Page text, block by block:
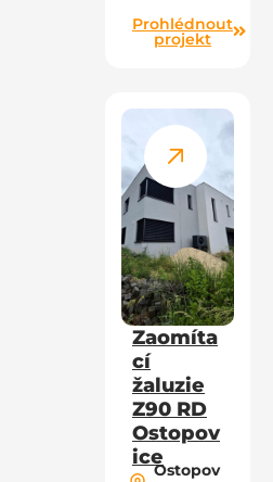
Prohlédnout
projekt
Zaomíta
cí
žaluzie
Z90 RD
Ostopov
ice
Ostopov